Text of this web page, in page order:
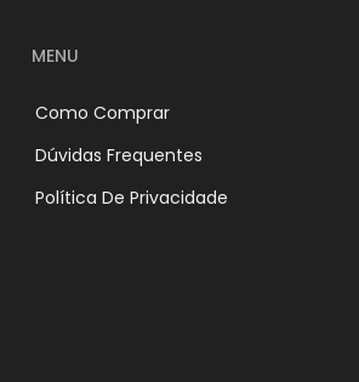
MENU
Como Comprar
Dúvidas Frequentes
Política De Privacidade